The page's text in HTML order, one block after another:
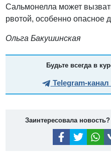
Сальмонелла может
рвотой, особенно опасное
Ольга Бакушинская
Будьте всегда в
Telegram-
Заинтересовала